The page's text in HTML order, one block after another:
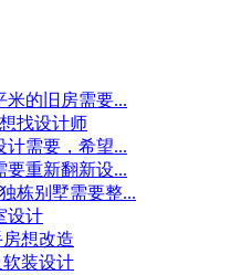
米的旧房需要...
找设计师
计需要，希望...
要重新翻新设...
栋别墅需要整...
设计
想改造
装设计